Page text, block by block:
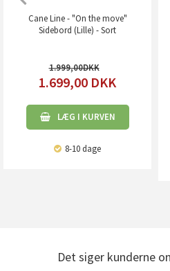
Cane Line - "On the move"
Sidebord (Lille) - Sort
1.999,00
1.699,00 DKK
LÆG I KURVEN
8-10 dage
Det siger kunderne